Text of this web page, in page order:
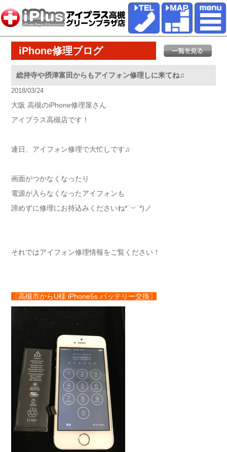
iPhone修理ブログ
総持寺や摂津富田からもアイフォン修理しに来てね♫
2018/03/24
大阪 高槻のiPhone修理屋さん
アイプラス高槻店です！
連日、アイフォン修理で大忙しです♫
画面がつかなくなったり
電源が入らなくなったアイフォンも
諦めずに修理にお持込みくださいね*˙︶˙*)ノ
それではアイフォン修理情報をご覧ください！
〔高槻市からU様 iPhone5s バッテリー交換〕